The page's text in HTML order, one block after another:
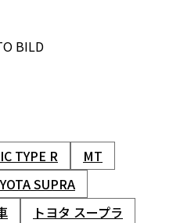
BILD
TYPE R
MT
SUPRA
トヨタ スープラ